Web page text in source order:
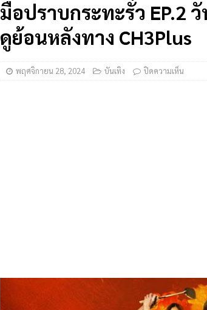
มือปราบกระทะรั่ว EP.2
ดูย้อนหลังทาง CH3Plus
พฤศจิกายน 28, 2024 บันเทิง ปิดความเห็น